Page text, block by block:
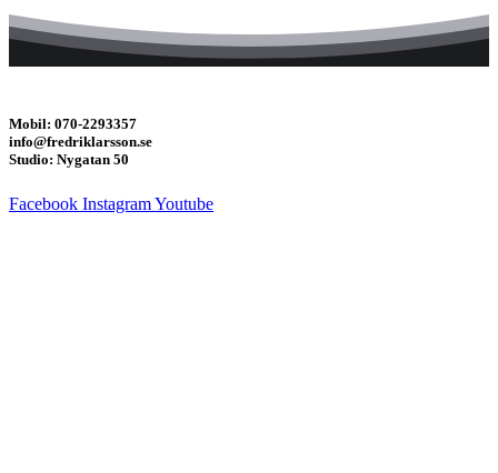
Mobil: 070-2293357
info@fredriklarsson.se
Studio: Nygatan 50
Facebook InstagramYoutube